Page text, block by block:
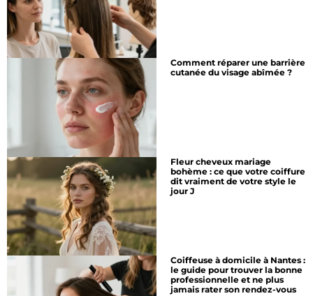
Comment réparer une barrière
cutanée du visage abîmée ?
Fleur cheveux mariage
bohème : ce que votre coiffure
dit vraiment de votre style le
jour J
Coiffeuse à domicile à Nantes :
le guide pour trouver la bonne
professionnelle et ne plus
jamais rater son rendez-vous